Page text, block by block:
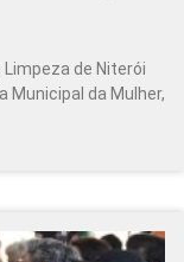
de Niterói
Municipal da Mulher,